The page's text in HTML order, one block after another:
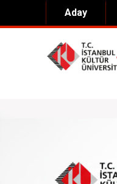
Aday
Hakkımızda
Genel Bilgiler
Akıngüç Ödülü